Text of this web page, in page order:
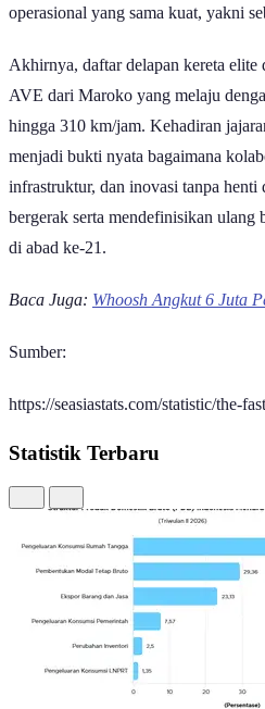
operasional yang sama kuat, yakni
Akhirnya, daftar delapan kereta
AVE dari Maroko yang melaju
hingga 310 km/jam. Kehadiran
menjadi bukti nyata bagaimana
infrastruktur, dan inovasi tanpa henti
bergerak serta mendefinisikan ulang
di abad ke-21.
Baca Juga: Whoosh Angkut 6 Juta
Sumber:
https://seasiastats.com/statistic/the-
Statistik Terbaru